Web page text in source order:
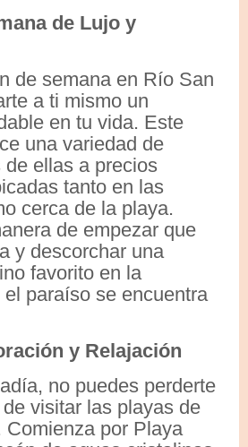
de Lujo y
de semana en Río San
a ti mismo un
en tu vida. Este
una variedad de
ellas a precios
tanto en las
cerca de la playa.
de empezar que
y descorchar una
favorito en la
paraíso se encuentra
y Relajación
no puedes perderte
visitar las playas de
Comienza por Playa